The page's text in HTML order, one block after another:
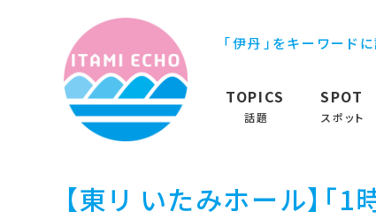
「伊丹」をキーワード
TOPICS
話題
SPOT
スポット
【東リ いたみホール】「